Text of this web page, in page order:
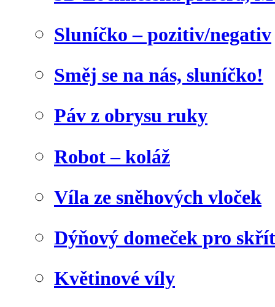
Sluníčko – pozitiv/negativ
Směj se na nás, sluníčko!
Páv z obrysu ruky
Robot – koláž
Víla ze sněhových vloček
Dýňový domeček pro
Květinové víly